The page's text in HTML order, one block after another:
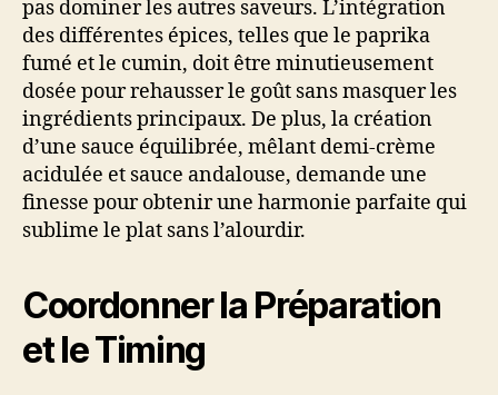
pas dominer les autres saveurs. L’intégration
des différentes épices, telles que le paprika
fumé et le cumin, doit être minutieusement
dosée pour rehausser le goût sans masquer les
ingrédients principaux. De plus, la création
d’une sauce équilibrée, mêlant demi-crème
acidulée et sauce andalouse, demande une
finesse pour obtenir une harmonie parfaite qui
sublime le plat sans l’alourdir.
Coordonner la Préparation
et le Timing